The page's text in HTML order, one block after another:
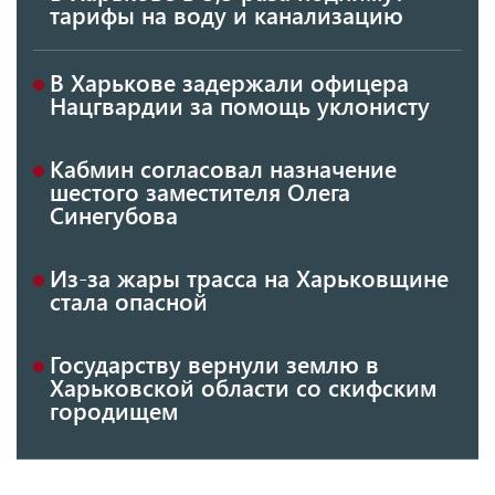
тарифы на воду и канализацию
В Харькове задержали офицера
Нацгвардии за помощь уклонисту
Кабмин согласовал назначение
шестого заместителя Олега
Синегубова
Из-за жары трасса на Харьковщине
стала опасной
Государству вернули землю в
Харьковской области со скифским
городищем